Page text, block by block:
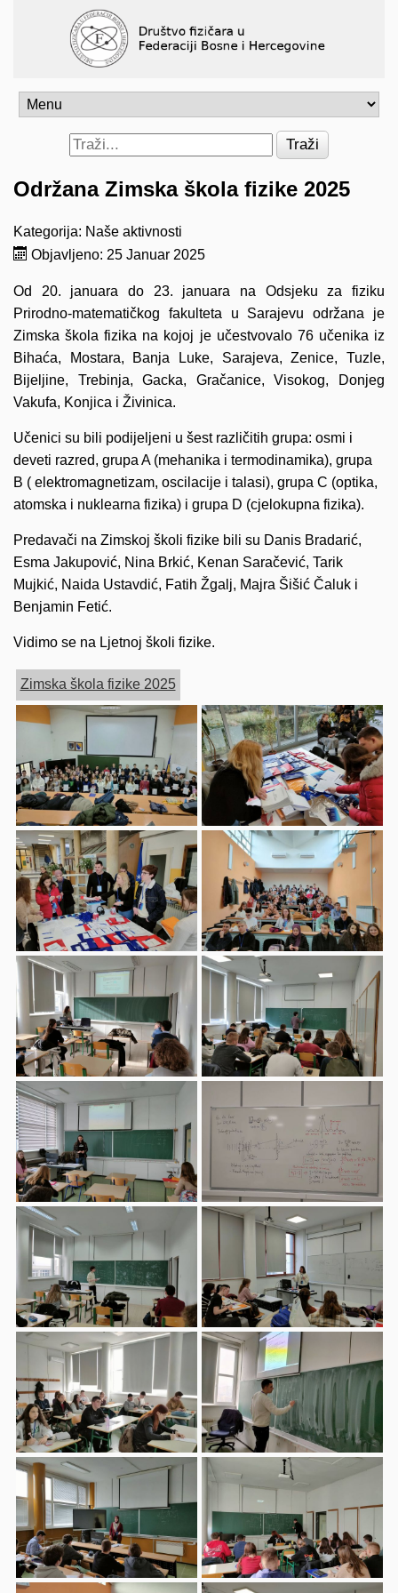
Traži
Održana Zimska škola fizike 2025
Kategorija: Naše aktivnosti
Objavljeno: 25 Januar 2025
Od 20. januara do 23. januara na Odsjeku za fiziku
Prirodno-matematičkog fakulteta u Sarajevu održana je
Zimska škola fizika na kojoj je učestvovalo 76 učenika iz
Bihaća, Mostara, Banja Luke, Sarajeva, Zenice, Tuzle,
Bijeljine, Trebinja, Gacka, Gračanice, Visokog, Donjeg
Vakufa, Konjica i Živinica.
Učenici su bili podijeljeni u šest različitih grupa: osmi i
deveti razred, grupa A (mehanika i termodinamika), grupa
B ( elektromagnetizam, oscilacije i talasi), grupa C (optika,
atomska i nuklearna fizika) i grupa D (cjelokupna fizika).
Predavači na Zimskoj školi fizike bili su Danis Bradarić,
Esma Jakupović, Nina Brkić, Kenan Saračević, Tarik
Mujkić, Naida Ustavdić, Fatih Žgalj, Majra Šišić Čaluk i
Benjamin Fetić.
Vidimo se na Ljetnoj školi fizike.
Zimska škola fizike 2025